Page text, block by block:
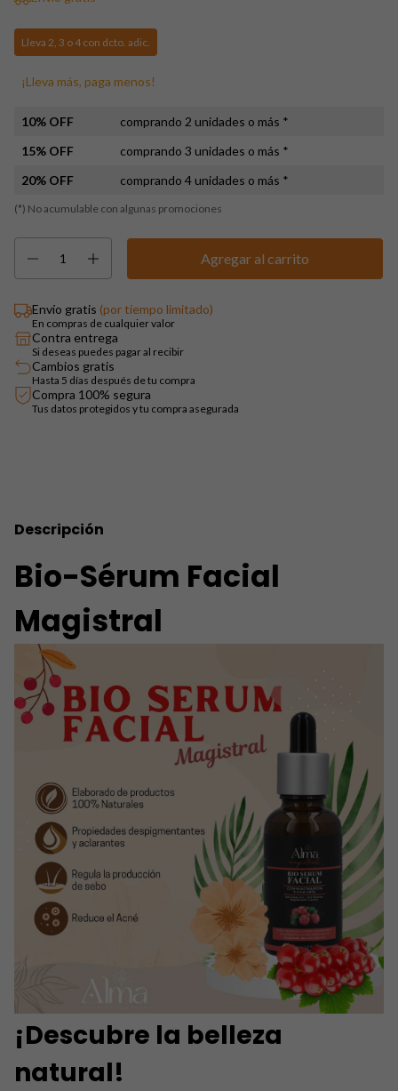
Lleva 2, 3 o 4 con dcto. adic.
¡Lleva más, paga menos!
10% OFF
comprando 2 unidades o más *
15% OFF
comprando 3 unidades o más *
20% OFF
comprando 4 unidades o más *
(*) No acumulable con algunas promociones
Envío gratis (por tiempo limitado)
En compras de cualquier valor
Contra entrega
Si deseas puedes pagar al recibir
Cambios gratis
Hasta 5 días después de tu compra
Compra 100% segura
Tus datos protegidos y tu compra asegurada
Descripción
Bio-Sérum Facial
Magistral
¡Descubre la belleza
natural!